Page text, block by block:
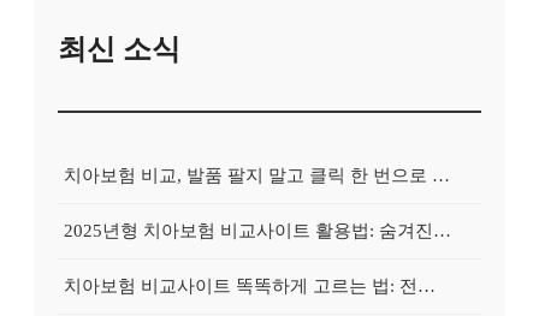
최신 소식
치아보험 비교, 발품 팔지 말고 클릭 한 번으로 끝내는 비법! 후기 대방출
2025년형 치아보험 비교사이트 활용법: 숨겨진 보험금 100% 환급 전략
치아보험 비교사이트 똑똑하게 고르는 법: 전문가가 알려주는 5가지 꿀팁